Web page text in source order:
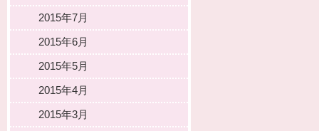
2015年7月
2015年6月
2015年5月
2015年4月
2015年3月